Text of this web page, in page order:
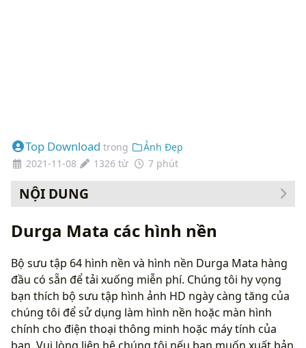
Top Download trong
Ảnh Đẹp
2021-11-08
1326 từ 7 phút
NỘI DUNG
Durga Mata các hình nền
Bộ sưu tập 64 hình nền và hình nền Durga Mata hàng
đầu có sẵn để tải xuống miễn phí. Chúng tôi hy vọng
bạn thích bộ sưu tập hình ảnh HD ngày càng tăng của
chúng tôi để sử dụng làm hình nền hoặc màn hình
chính cho điện thoại thông minh hoặc máy tính của